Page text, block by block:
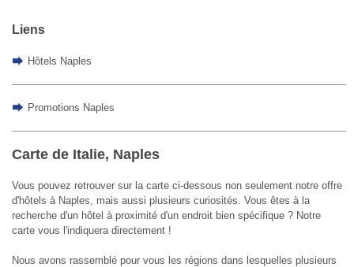
Liens
Hôtels Naples
Promotions Naples
Carte de Italie, Naples
Vous pouvez retrouver sur la carte ci-dessous non seulement notre offre
d'hôtels à Naples, mais aussi plusieurs curiosités. Vous êtes à la
recherche d'un hôtel à proximité d'un endroit bien spécifique ? Notre
carte vous l'indiquera directement !
Nous avons rassemblé pour vous les régions dans lesquelles plusieurs